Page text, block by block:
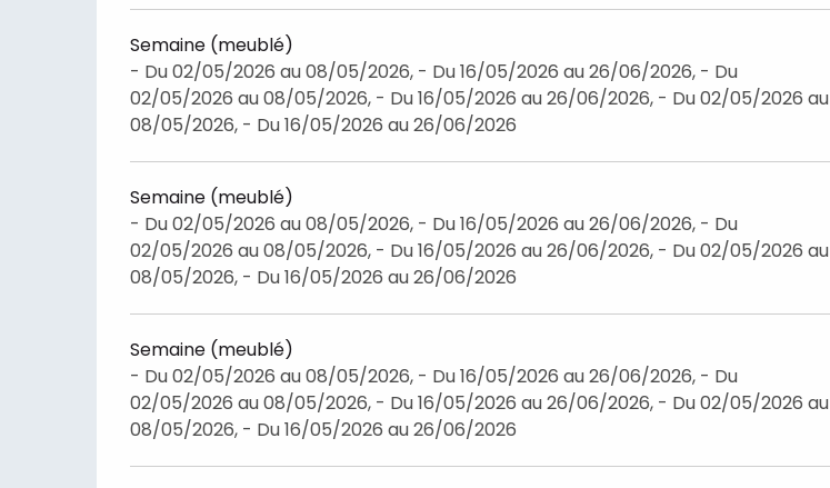
Semaine (meublé)
- Du 02/05/2026 au 08/05/2026, - Du 16/05/2026 au 26/06/2026, - Du
02/05/2026 au 08/05/2026, - Du 16/05/2026 au 26/06/2026, - Du 02/05/2026 au
08/05/2026, - Du 16/05/2026 au 26/06/2026
Semaine (meublé)
- Du 02/05/2026 au 08/05/2026, - Du 16/05/2026 au 26/06/2026, - Du
02/05/2026 au 08/05/2026, - Du 16/05/2026 au 26/06/2026, - Du 02/05/2026 au
08/05/2026, - Du 16/05/2026 au 26/06/2026
Semaine (meublé)
- Du 02/05/2026 au 08/05/2026, - Du 16/05/2026 au 26/06/2026, - Du
02/05/2026 au 08/05/2026, - Du 16/05/2026 au 26/06/2026, - Du 02/05/2026 au
08/05/2026, - Du 16/05/2026 au 26/06/2026